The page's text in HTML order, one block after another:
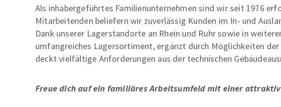
Als inhabergeführtes Familienunternehmen sind wir seit 1976
Mitarbeitenden beliefern wir zuverlässig Kunden im In- und
Dank unserer Lagerstandorte an Rhein und Ruhr sowie in
umfangreiches Lagersortiment, ergänzt durch Möglichkeiten
deckt vielfältige Anforderungen aus der technischen
Freue dich auf ein familiäres Arbeitsumfeld mit einer